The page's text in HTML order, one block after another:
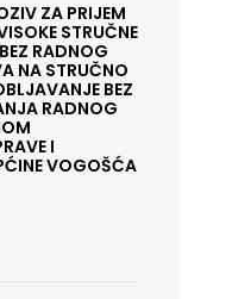
ZA PRIJEM
STRUČNE
RADNOG
NA STRUČNO
BEZ
RADNOG
I
VOGOŠĆA